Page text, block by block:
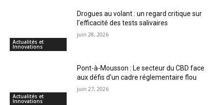
Actualités et
Innovations
Drogues au volant : un regard critique sur
l’efficacité des tests salivaires
juin 28, 2026
Actualités et
Innovations
Pont-à-Mousson : Le secteur du CBD face
aux défis d’un cadre réglementaire flou
juin 27, 2026